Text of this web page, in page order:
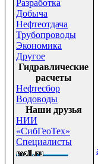
Разработка
Добыча
Нефтеотдача
Трубопроводы
Экономика
Другое
Гидравлические
расчеты
Нефтесбор
Водоводы
Наши друзья
НИИ
«СибГеоТех»
Специалисты